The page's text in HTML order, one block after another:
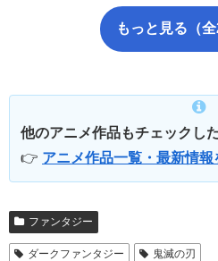
もっと見る（全
他のアニメ作品もチェックし
👉 アニメ作品一覧・最新情報
ファンタジー
ダークファンタジー 鬼滅の刃